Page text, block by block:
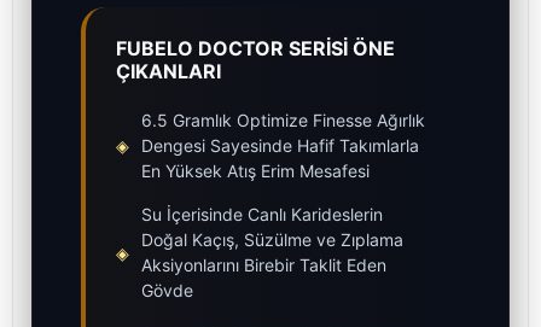
FUBELO DOCTOR SERİSİ ÖNE
ÇIKANLARI
◈
6.5 Gramlık Optimize Finesse Ağırlık
Dengesi Sayesinde Hafif Takımlarla
En Yüksek Atış Erim Mesafesi
◈
Su İçerisinde Canlı Karideslerin
Doğal Kaçış, Süzülme ve Zıplama
Aksiyonlarını Birebir Taklit Eden
Gövde